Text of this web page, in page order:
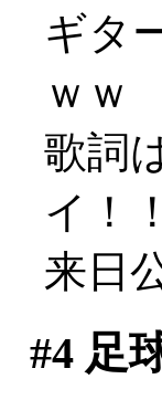
ギタ
ｗｗ
歌詞
イ！！
来日
#4足